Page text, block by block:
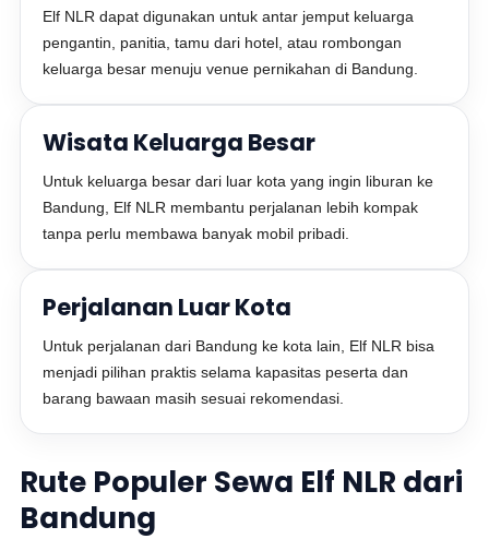
Elf NLR dapat digunakan untuk antar jemput keluarga
pengantin, panitia, tamu dari hotel, atau rombongan
keluarga besar menuju venue pernikahan di Bandung.
Wisata Keluarga Besar
Untuk keluarga besar dari luar kota yang ingin liburan ke
Bandung, Elf NLR membantu perjalanan lebih kompak
tanpa perlu membawa banyak mobil pribadi.
Perjalanan Luar Kota
Untuk perjalanan dari Bandung ke kota lain, Elf NLR bisa
menjadi pilihan praktis selama kapasitas peserta dan
barang bawaan masih sesuai rekomendasi.
Rute Populer Sewa Elf NLR dari
Bandung